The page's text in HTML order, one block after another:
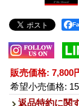
販売価格: 7,800
希望小売価格:
返品特約に関